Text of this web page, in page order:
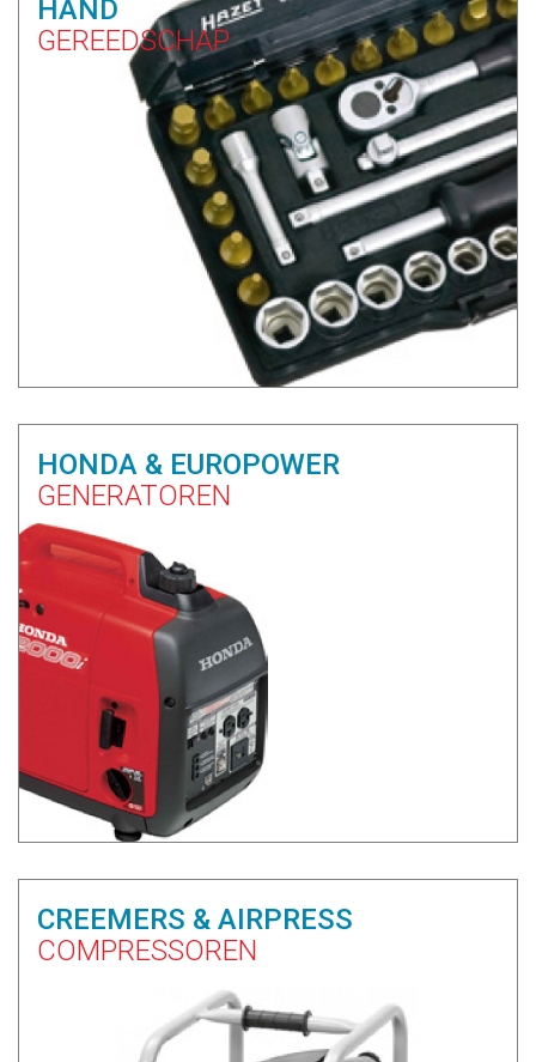
HAND
GEREEDSCHAP
HONDA & EUROPOWER
GENERATOREN
CREEMERS & AIRPRESS
COMPRESSOREN